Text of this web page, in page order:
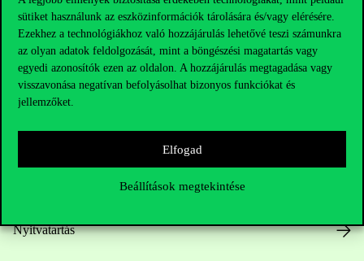
sütiket használunk az eszközinformációk tárolására és/vagy elérésére.
Ezekhez a technológiákhoz való hozzájárulás lehetővé teszi számunkra
az olyan adatok feldolgozását, mint a böngészési magatartás vagy
egyedi azonosítók ezen az oldalon. A hozzájárulás megtagadása vagy
visszavonása negatívan befolyásolhat bizonyos funkciókat és
jellemzőket.
Elfogad
Beállítások megtekintése
Nyitvatartás